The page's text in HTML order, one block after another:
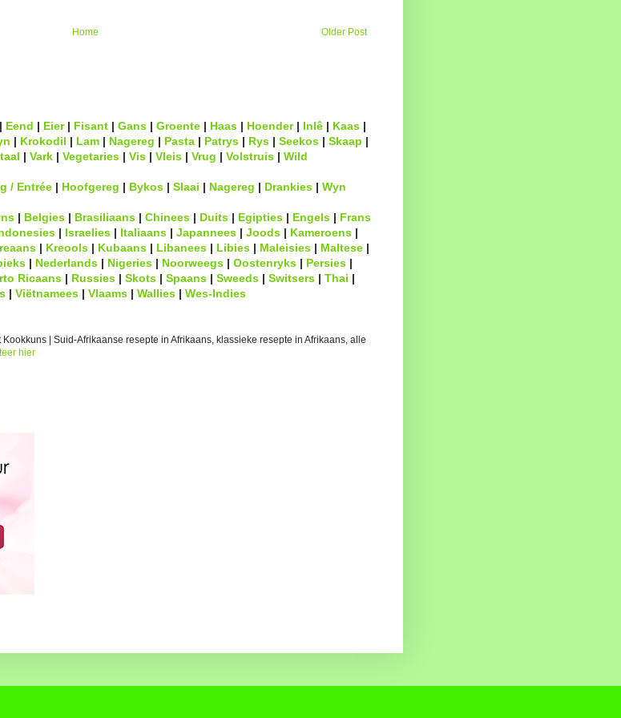
Older Post
Home
| Eend | Eier| Fisant | Gans | Groente | Haas | Hoender| Inlê | Kaas |
| Krokodil | Lam| Nagereg | Pasta| Patrys| Rys| Seekos| Skaap |
| Vark| Vegetaries| Vis| Vleis| Vrug | Volstruis| Wild
/ Entrée| Hoofgereg | Bykos| Slaai | Nagereg | Drankies| Wyn
| Belgies| Brasiliaans| Chinees| Duits| Egipties| Engels| Frans
| Israelies| Italiaans| Japannees| Joods| Kameroens|
| Kreools| Kubaans| Libanees| Libies| Maleisies| Maltese|
| Nederlands | Nigeries | Noorweegs | Oostenryks | Persies |
Ricaans| Russies| Skots| Spaans| Sweeds| Switsers| Thai |
| Viëtnamees | Vlaams | Wallies | Wes-Indies
| Suid-Afrikaanse resepte in Afrikaans, klassieke resepte in Afrikaans, alle
hier